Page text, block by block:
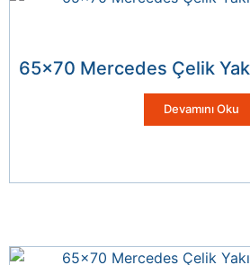
65×70 Mercedes Çelik
Devamını Oku